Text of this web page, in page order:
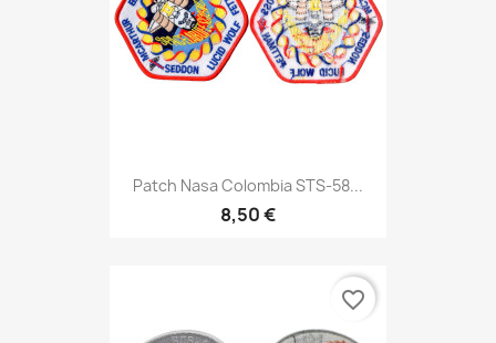
Patch Nasa Colombia STS-58...
8,50 €
favorite_border